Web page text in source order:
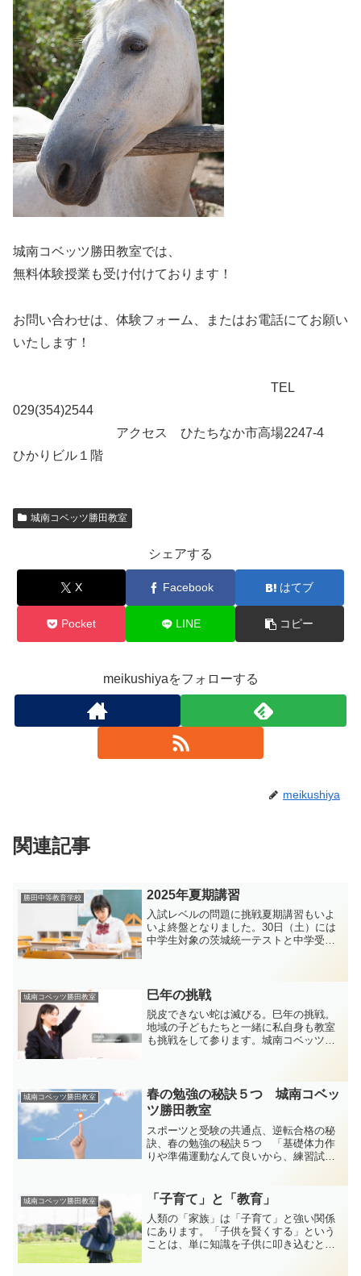
城南コベッツ勝田教室では、
無料体験授業も受け付けております！
お問い合わせは、体験フォーム、またはお電話にてお願い
いたします！
TEL
029(354)2544
アクセス ひたちなか市高場2247-4
ひかりビル１階
城南コベッツ勝田教室
シェアする
X Facebook はてブ
Pocket LINE コピー
meikushiyaをフォローする
meikushiya
関連記事
勝田中等教育学校 2025年夏期講習
入試レベルの問題に挑戦夏期講習もいよ
いよ終盤となりました。30日（土）には
中学生対象の茨城統一テストと中学受験
スケジュールをご確認下さい中3は9:30～
14:50 ※昼...
城南コベッツ勝田教室 巳年の挑戦
脱皮できない蛇は滅びる。巳年の挑戦。
地域の子どもたちと一緒に私自身も教室
も挑戦をして参ります。城南コベッツ勝
城南コベッツ勝田教室
春の勉強の秘訣５つ 城南コベッ
ツ勝田教室
スポーツと受験の共通点、逆転合格の秘
訣、春の勉強の秘訣５つ 「基礎体力作
りや準備運動なんて良いから、練習試合
いないけれど、学校別対策をやって欲し
い。」という受験生（保護者）の心理は
同じ。どちらも勝てない。
城南コベッツ勝田教室 「子育て」と「教育」
人類の「家族」は「子育て」と強い関係
にあります。「子供を賢くする」という
ことは、単に知識を子供に叩き込むとい